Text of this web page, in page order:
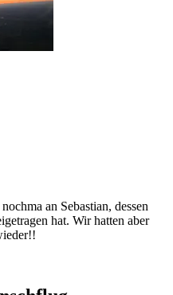
an Sebastian, dessen
hat. Wir hatten aber